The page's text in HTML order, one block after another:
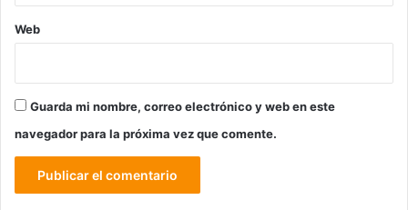
Web
Guarda mi nombre, correo electrónico y web en este
navegador para la próxima vez que comente.